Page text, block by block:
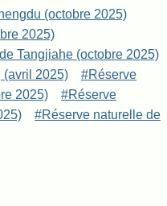
(octobre 2025)
2025)
Tangjiahe (octobre 2025)
(avril 2025)
#Réserve
2025)
#Réserve
#Réserve naturelle de